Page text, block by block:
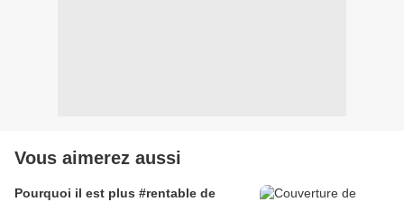
Vous aimerez aussi
Pourquoi il est plus #rentable de